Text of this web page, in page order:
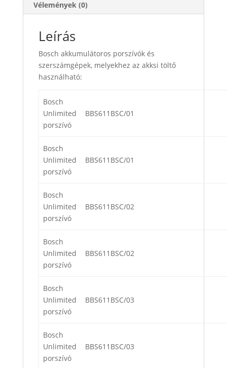
Vélemények (0)
Leírás
Bosch akkumulátoros porszívók és
szerszámgépek, melyekhez az akksi töltő
használható:
Bosch
Unlimited
porszívó
BBS611BSC/01
Bosch
Unlimited
porszívó
BBS611BSC/01
Bosch
Unlimited
porszívó
BBS611BSC/02
Bosch
Unlimited
porszívó
BBS611BSC/02
Bosch
Unlimited
porszívó
BBS611BSC/03
Bosch
Unlimited
porszívó
BBS611BSC/03